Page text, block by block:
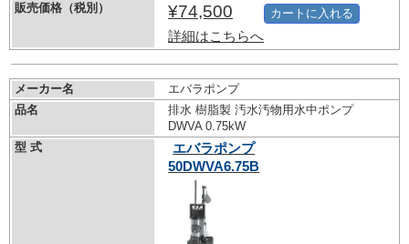
販売価格（税別）
¥74,500
詳細はこちらへ
カートに入れる
メーカー名
エバラポンプ
品名
排水 樹脂製 汚水汚物用水中ポンプ
DWVA 0.75kW
型 式
エバラポンプ
50DWVA6.75B